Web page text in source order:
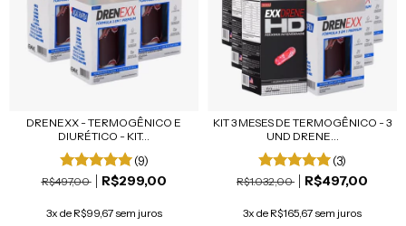
DRENEXX - TERMOGÊNICO E
DIURÉTICO - KIT...
(9)
R$497,00 R$299,00
3x de R$99,67 sem juros
KIT 3 MESES DE TERMOGÊNICO - 3
UND DRENE...
(3)
R$1.032,00 R$497,00
3x de R$165,67 sem juros